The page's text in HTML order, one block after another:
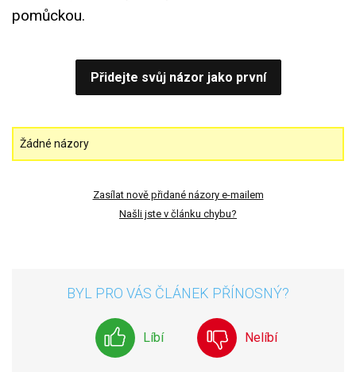
pomůckou.
Přidejte svůj názor jako první
Žádné názory
Zasílat nově přidané názory e-mailem
Našli jste v článku chybu?
BYL PRO VÁS ČLÁNEK PŘÍNOSNÝ?
Líbí Nelíbí